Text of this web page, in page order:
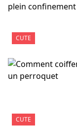
CUTE
CUTE